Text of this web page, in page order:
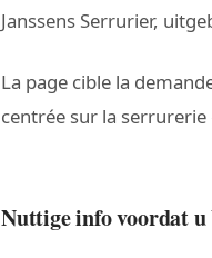
Janssens Serrurier,
La page cible la
centrée sur la serrurerie
Nuttige info voordat